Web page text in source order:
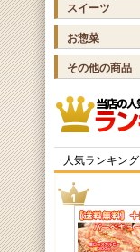
スイーツ
お惣菜
その他の商品
人気ランキング